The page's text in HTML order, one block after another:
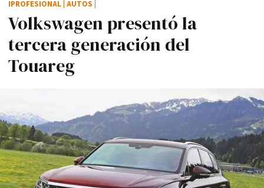
Volkswagen presentó la
tercera generación del
Touareg
IPROFESIONAL AUTOS